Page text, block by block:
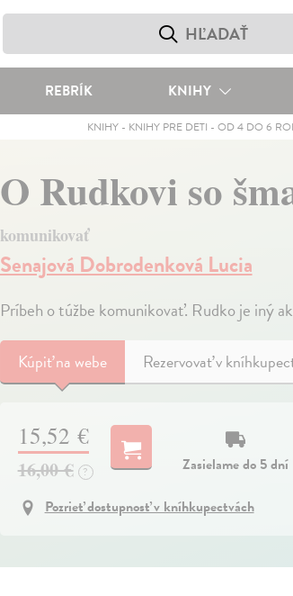
REBRÍK KNIHY
KNIHY- KNIHY PRE DETI - OD 4 DO 6
O Rudkovi so
komunikovať
Senajová Dobrodenková Lucia
Príbeh o túžbe komunikovať. Rudko je iný
Kúpiťna webe Rezervovať v
15,52 €
16,00 € ?
Zasielame do 5 dní
Pozrieť dostupnosť v kníhkupectvách